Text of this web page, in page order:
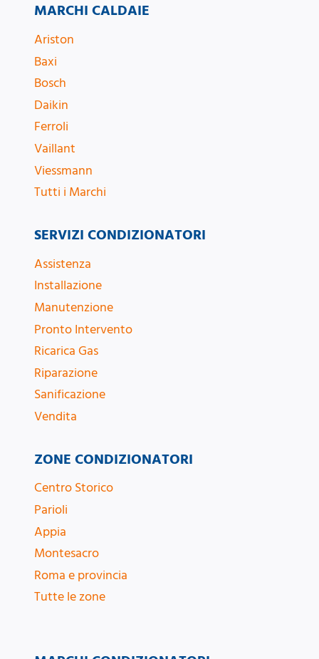
MARCHI CALDAIE
Ariston
Baxi
Bosch
Daikin
Ferroli
Vaillant
Viessmann
Tutti i Marchi
ZONE CONDIZIONATORI
Centro Storico
Parioli
Appia
Montesacro
Roma e provincia
Tutte le zone
SERVIZI CONDIZIONATORI
Assistenza
Installazione
Manutenzione
Pronto Intervento
Ricarica Gas
Riparazione
Sanificazione
Vendita